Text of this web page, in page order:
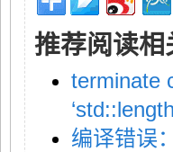
推荐阅读相
terminate
编译错误